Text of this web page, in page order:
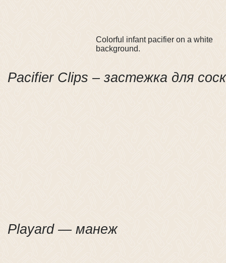
Colorful infant pacifier on a white
background.
Pacifier Clips – застежка для
Playard — манеж